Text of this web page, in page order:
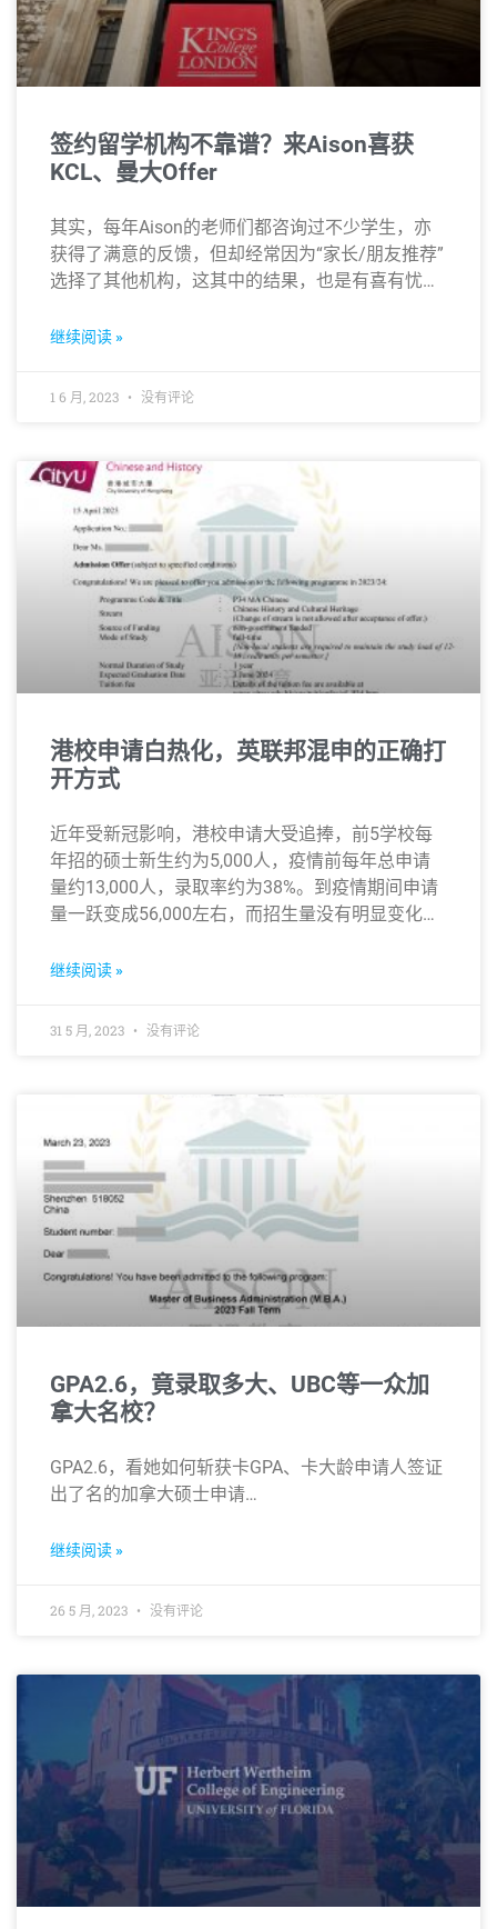
签约留学机构不靠谱？来Aison喜获
KCL、曼大Offer
其实，每年Aison的老师们都咨询过不少学生，亦
获得了满意的反馈，但却经常因为“家长/朋友推荐”
选择了其他机构，这其中的结果，也是有喜有忧…
继续阅读 »
1 6 月, 2023 没有评论
港校申请白热化，英联邦混申的正确打
开方式
近年受新冠影响，港校申请大受追捧，前5学校每
年招的硕士新生约为5,000人，疫情前每年总申请
量约13,000人，录取率约为38%。到疫情期间申请
量一跃变成56,000左右，而招生量没有明显变化，
的制定显得尤为重要。
继续阅读 »
31 5 月, 2023 没有评论
GPA2.6，竟录取多大、UBC等一众加
拿大名校？
GPA2.6，看她如何斩获卡GPA、卡大龄申请人签证
出了名的加拿大硕士申请…
继续阅读 »
26 5 月, 2023 没有评论